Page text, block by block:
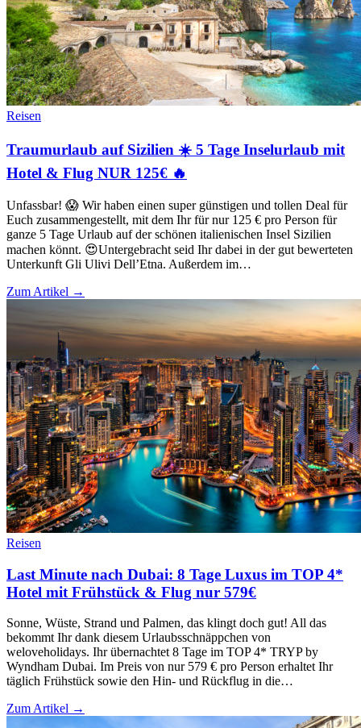
Reisen
Traumurlaub auf Sizilien ☀️ 5 Tage Inselurlaub mit
Hotel & Flug NUR 125€ 🔥
Unfassbar! 😱 Wir haben einen super günstigen und tollen Deal für
Euch zusammengestellt, mit dem Ihr für nur 125 € pro Person für
ganze 5 Tage Urlaub auf der schönen italienischen Insel Sizilien
machen könnt. 😍Untergebracht seid Ihr dabei in der gut bewerteten
Unterkunft Gli Ulivi Dell’Etna. Außerdem im…
Zum Artikel →
Reisen
Last Minute nach Dubai: 8 Tage Luxus im TOP 4*
Hotel mit Frühstück & Flug nur 579€
Sonne, Wüste, Strand und Palmen, das klingt doch gut! All das
bekommt Ihr dank diesem Urlaubsschnäppchen von
weloveholidays. Ihr übernachtet 8 Tage im TOP 4* TRYP by
Wyndham Dubai. Im Preis von nur 579 € pro Person erhaltet Ihr
täglich Frühstück sowie den Hin- und Rückflug in die…
Zum Artikel →